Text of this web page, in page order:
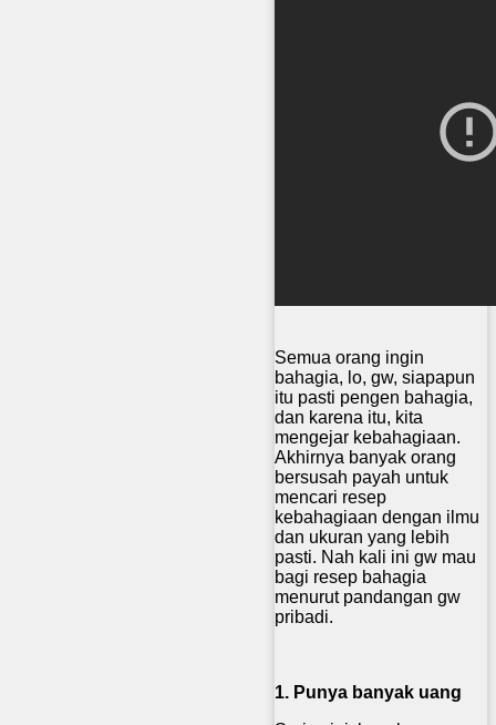
Semua orang ingin
bahagia, lo, gw, siapapun
itu pasti pengen bahagia,
dan karena itu, kita
mengejar kebahagiaan.
Akhirnya banyak orang
bersusah payah untuk
mencari resep
kebahagiaan dengan ilmu
dan ukuran yang lebih
pasti. Nah kali ini gw mau
bagi resep bahagia
menurut pandangan gw
pribadi.
1. Punya banyak uang